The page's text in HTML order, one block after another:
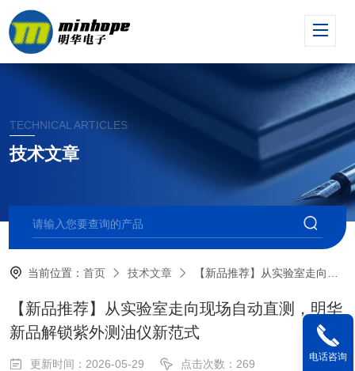
TECHNICAL ARTICLES
技术文章
当前位置：首页 技术文章 【新品推荐】从实验室走向现场自动直测，明华新品解锁紫外测油仪新范式
【新品推荐】从实验室走向现场自动直测，明华
新品解锁紫外测油仪新范式
更新时间：2026-05-29 点击次数：269
电话咨询